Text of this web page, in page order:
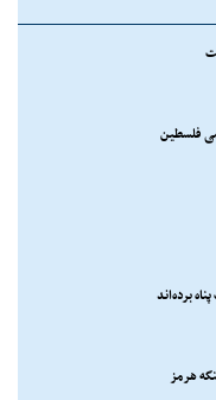
فلسطین
برده‌اند
هرمز